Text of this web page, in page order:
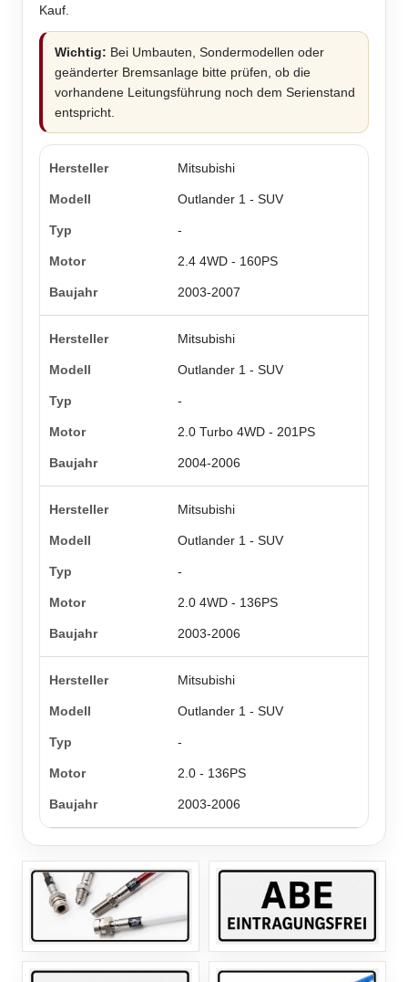
Kauf.
Wichtig: Bei Umbauten, Sondermodellen oder
geänderter Bremsanlage bitte prüfen, ob die
vorhandene Leitungsführung noch dem Serienstand
entspricht.
Mitsubishi
Outlander 1 - SUV
-
2.4 4WD - 160PS
2003-2007
Mitsubishi
Outlander 1 - SUV
-
2.0 Turbo 4WD - 201PS
2004-2006
Mitsubishi
Outlander 1 - SUV
-
2.0 4WD - 136PS
2003-2006
Mitsubishi
Outlander 1 - SUV
-
2.0 - 136PS
2003-2006